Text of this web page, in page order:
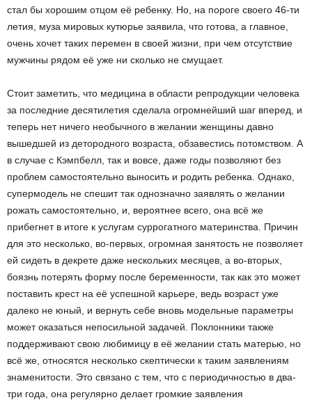
стал бы хорошим отцом её ребенку. Но, на пороге своего 46-ти
летия, муза мировых кутюрье заявила, что готова, а главное,
очень хочет таких перемен в своей жизни, при чем отсутствие
мужчины рядом её уже ни сколько не смущает.
Стоит заметить, что медицина в области репродукции человека
за последние десятилетия сделала огромнейший шаг вперед, и
теперь нет ничего необычного в желании женщины давно
вышедшей из детородного возраста, обзавестись потомством. А
в случае с Кэмпбелл, так и вовсе, даже годы позволяют без
проблем самостоятельно выносить и родить ребенка. Однако,
супермодель не спешит так однозначно заявлять о желании
рожать самостоятельно, и, вероятнее всего, она всё же
прибегнет в итоге к услугам суррогатного материнства. Причин
для это несколько, во-первых, огромная занятость не позволяет
ей сидеть в декрете даже нескольких месяцев, а во-вторых,
боязнь потерять форму после беременности, так как это может
поставить крест на её успешной карьере, ведь возраст уже
далеко не юный, и вернуть себе вновь модельные параметры
может оказаться непосильной задачей. Поклонники также
поддерживают свою любимицу в её желании стать матерью, но
всё же, относятся несколько скептически к таким заявлениям
знаменитости. Это связано с тем, что с периодичностью в два-
три года, она регулярно делает громкие заявления